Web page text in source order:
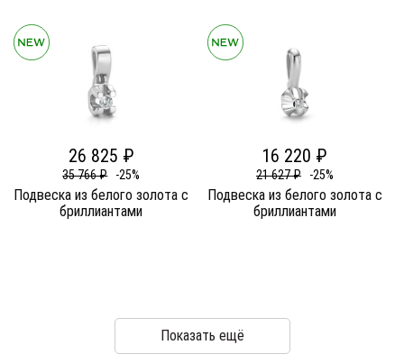
26 825 ₽
35 766 ₽ -25%
Подвеска из белого золота c
бриллиантами
16 220 ₽
21 627 ₽ -25%
Подвеска из белого золота c
бриллиантами
Показать ещё